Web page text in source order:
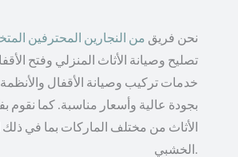
نحن فريق من النجارين المحترفين
تصليح وصيانة الأثاث المنزلي وفتح
خدمات تركيب وصيانة الأقفال والأنظمة
بجودة عالية وأسعار مناسبة. كما نقوم
الأثاث من مختلف الماركات بما في ذلك
الخشبي.